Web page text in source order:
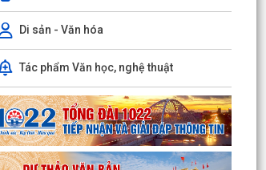
Di sản - Văn hóa
Tác phẩm Văn học, nghệ thuật
mạnh chuyển đổi số trong quản lý dân số,
cao chất lượng dữ liệu dân cư.
Trường Tân xây dựng mô hình “Xã thượng
và tuân thủ pháp luật”, nâng cao ý thức
hành...
ủy xã Trường Tân đẩy mạnh tuyên truyền
dựng cơ sở dữ liệu đất đai